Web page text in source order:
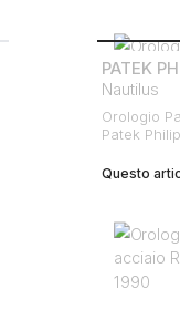
PATEK
Nautilus
Orologio
Patek
Questo